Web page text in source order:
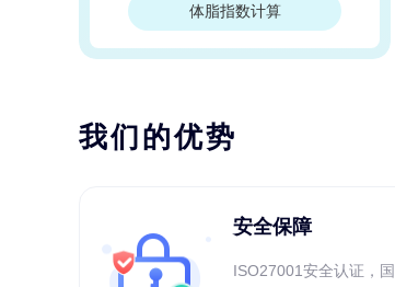
体脂指数计算
我们的优势
安全保障
ISO27001安全认证，